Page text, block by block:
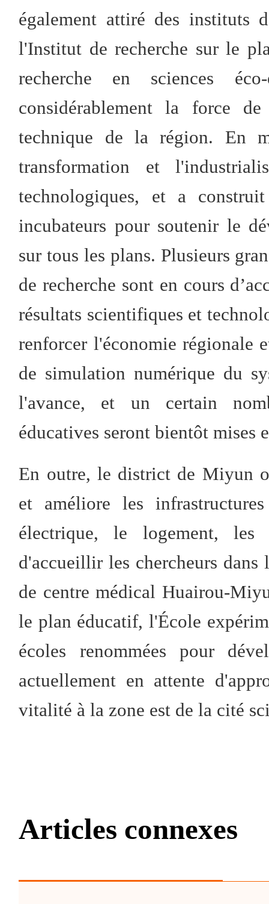
également attiré des instituts
l'Institut de recherche sur le
recherche en sciences éco-
considérablement la force
technique de la région. En
transformation et
technologiques, et a
incubateurs pour soutenir le
sur tous les plans. Plusieurs
de recherche sont en cours
résultats scientifiques et
renforcer l'économie régionale
de simulation numérique du
l'avance, et un certain
éducatives seront bientôt mises
En outre, le district de Miyun
et améliore les
électrique, le logement,
d'accueillir les chercheurs
de centre médical Huairou-
le plan éducatif, l'École
écoles renommées pour
actuellement en attente
vitalité à la zone est de la cité
Articles connexes